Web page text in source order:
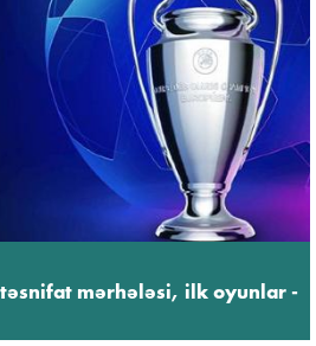
təsnifat mərhələsi, ilk oyunlar -